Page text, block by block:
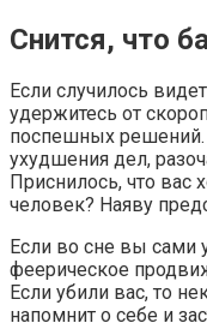
Снится, что
Если случилось
удержитесь от
поспешных решений.
ухудшения дел,
Приснилось, что вас
человек? Наяву
Если во сне вы сами
феерическое
Если убили вас, то
напомнит о себе и